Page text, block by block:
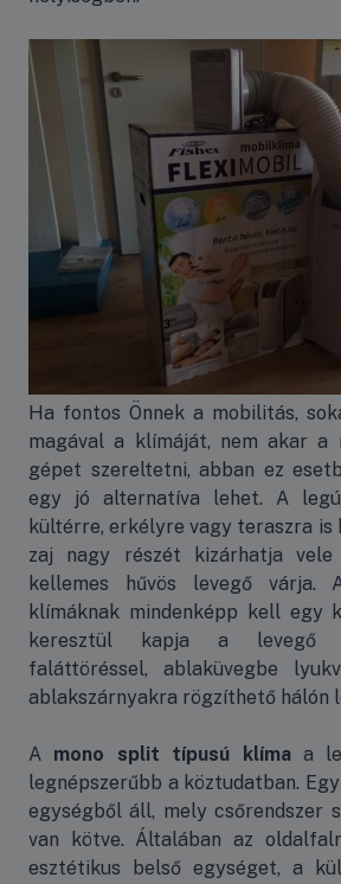
Ha fontos Önnek a mobilitás,
magával a klímáját, nem akar a
gépet szereltetni, abban ez
egy jó alternatíva lehet. A
kültérre, erkélyre vagy teraszra is
zaj nagy részét kizárhatja
kellemes hűvös levegő várja.
klímáknak mindenképp kell egy
keresztül kapja a levegő
faláttöréssel, ablaküvegbe
ablakszárnyakra rögzíthető hálón
A mono split típusú klímaa
legnépszerűbb a köztudatban.
egységből áll, mely csőrendszer
van kötve. Általában az
esztétikus belső egységet, a